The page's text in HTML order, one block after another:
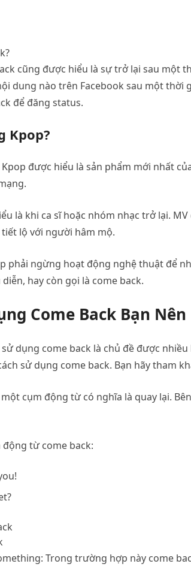
cũng được hiểu là sự trở lại sau một
dung nào trên Facebook sau một thời
để đăng status.
Kpop?
được hiểu là sản phẩm mới nhất
là khi ca sĩ hoặc nhóm nhạc trở lại.
lộ với người hâm mộ.
phải ngừng hoạt động nghệ thuật để
hay còn gọi là come back.
Come Back Bạn
sử dụng come back là chủ đề được
sử dụng come back. Bạn hãy tham
cụm động từ có nghĩa là quay lại.
động từ come back:
Trong trường hợp này come